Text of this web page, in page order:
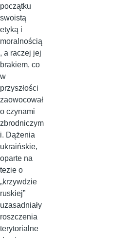
początku
swoistą
etyką i
moralnością
, a raczej jej
brakiem, co
w
przyszłości
zaowocował
o czynami
zbrodniczym
i. Dążenia
ukraińskie,
oparte na
tezie o
„krzywdzie
ruskiej”
uzasadniały
roszczenia
terytorialne